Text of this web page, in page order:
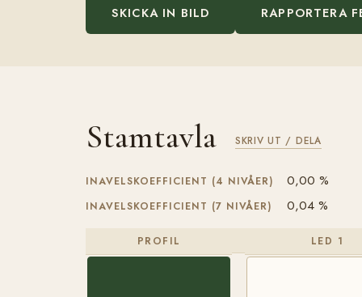
SKICKA IN BILD RAPPORTERA
Stamtavla SKRIV UT / DELA
INAVELSKOEFFICIENT (4 NIVÅER) 0,00 %
INAVELSKOEFFICIENT (7 NIVÅER) 0,04 %
PROFIL LED 1